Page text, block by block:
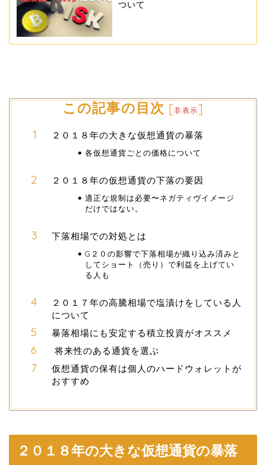
ついて
この記事の目次 [非表示]
２０１８年の大きな仮想通貨の暴落
各仮想通貨ごとの価格について
２０１８年の仮想通貨の下落の要因
適正な規制は必要〜ネガティヴイメージ
だけではない。
下落相場での対処とは
G２０の影響で下落相場が織り込み済みと
してショート（売り）で利益を上げてい
る人も
２０１７年の高騰相場で塩漬けをしている人
について
暴落相場にも安定する積立投資がオススメ
将来性のある通貨を選ぶ
仮想通貨の保有は個人のハードウォレットが
おすすめ
２０１８年の大きな仮想通貨の暴落